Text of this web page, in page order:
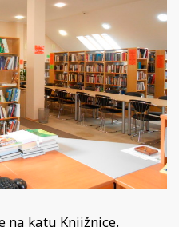
na katu Knjižnice.